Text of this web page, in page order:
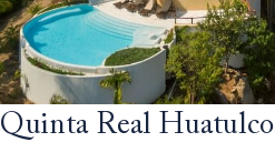
Quinta Real Huatulco